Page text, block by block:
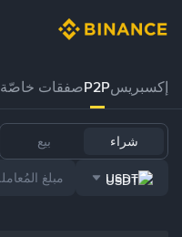
إكسبريسP2Pصفقات خاصّة
شراء بيع
USDT